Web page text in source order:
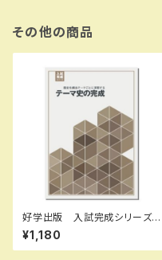
その他の商品
好学出版 入試完成シリーズ
テーマ史の完成 2026年度
版 新品完全セット ISBN：B0
CRNQP8PZ ISBN-10：B0C
¥1,180